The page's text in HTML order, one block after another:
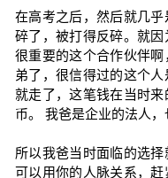
在高考之后，然后就几
碎了，被打得反碎。就
很重要的这个合作伙伴
弟了，很信得过的这个
就走了，这笔钱在当时
币。 我爸是企业的法人，
所以我爸当时面临的选
可以用你的人脉关系，